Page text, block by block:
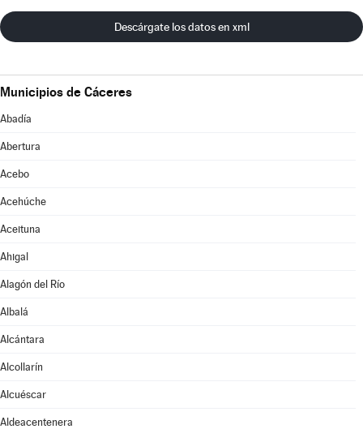
Descárgate los datos en xml
Municipios de Cáceres
Abadía
Abertura
Acebo
Acehúche
Aceituna
Ahigal
Alagón del Río
Albalá
Alcántara
Alcollarín
Alcuéscar
Aldeacentenera